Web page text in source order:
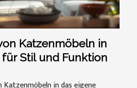
Katzenmöbeln in
Stil und Funktion
in das eigene